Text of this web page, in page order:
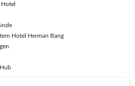
Hotel Herman Bang